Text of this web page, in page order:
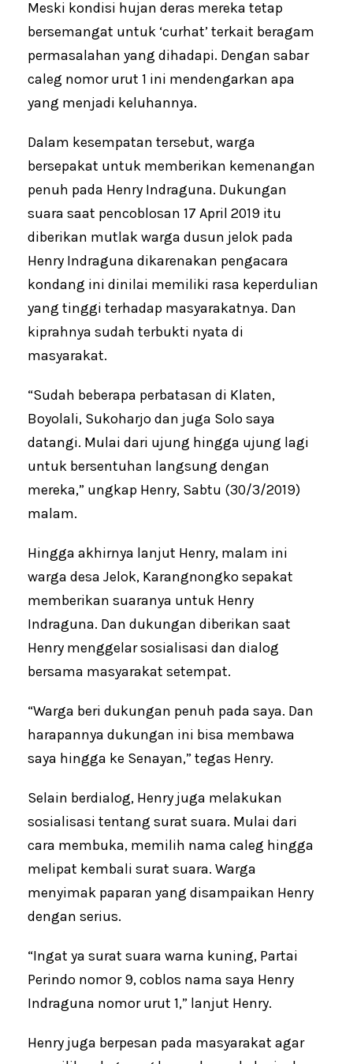
Meski kondisi hujan deras mereka tetap
bersemangat untuk ‘curhat’ terkait beragam
permasalahan yang dihadapi. Dengan sabar
caleg nomor urut 1 ini mendengarkan apa
yang menjadi keluhannya.
Dalam kesempatan tersebut, warga
bersepakat untuk memberikan kemenangan
penuh pada Henry Indraguna. Dukungan
suara saat pencoblosan 17 April 2019 itu
diberikan mutlak warga dusun jelok pada
Henry Indraguna dikarenakan pengacara
kondang ini dinilai memiliki rasa keperdulian
yang tinggi terhadap masyarakatnya. Dan
kiprahnya sudah terbukti nyata di
masyarakat.
“Sudah beberapa perbatasan di Klaten,
Boyolali, Sukoharjo dan juga Solo saya
datangi. Mulai dari ujung hingga ujung lagi
untuk bersentuhan langsung dengan
mereka,” ungkap Henry, Sabtu (30/3/2019)
malam.
Hingga akhirnya lanjut Henry, malam ini
warga desa Jelok, Karangnongko sepakat
memberikan suaranya untuk Henry
Indraguna. Dan dukungan diberikan saat
Henry menggelar sosialisasi dan dialog
bersama masyarakat setempat.
“Warga beri dukungan penuh pada saya. Dan
harapannya dukungan ini bisa membawa
saya hingga ke Senayan,” tegas Henry.
Selain berdialog, Henry juga melakukan
sosialisasi tentang surat suara. Mulai dari
cara membuka, memilih nama caleg hingga
melipat kembali surat suara. Warga
menyimak paparan yang disampaikan Henry
dengan serius.
“Ingat ya surat suara warna kuning, Partai
Perindo nomor 9, coblos nama saya Henry
Indraguna nomor urut 1,” lanjut Henry.
Henry juga berpesan pada masyarakat agar